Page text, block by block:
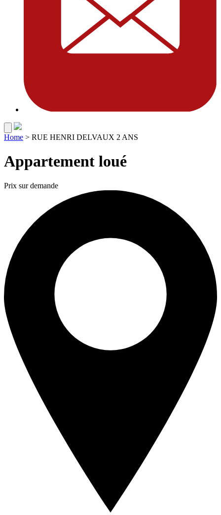
Home > RUE HENRI DELVAUX 2 ANS
Appartement loué
Prix sur demande